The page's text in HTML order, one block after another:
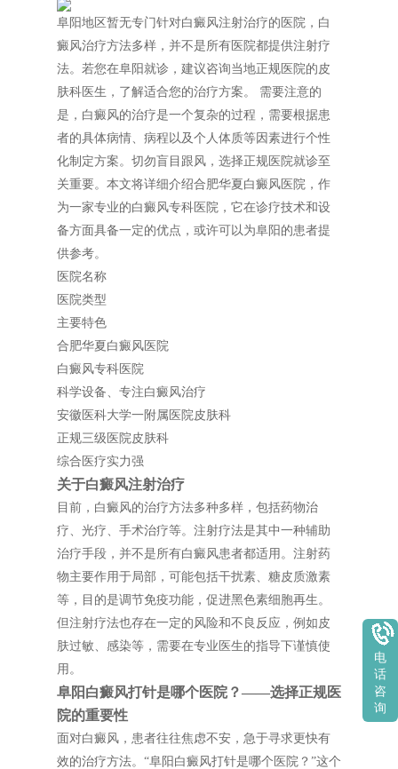
阜阳地区暂无专门针对白癜风注射治疗的医院，白
癜风治疗方法多样，并不是所有医院都提供注射疗
法。若您在阜阳就诊，建议咨询当地正规医院的皮
肤科医生，了解适合您的治疗方案。 需要注意的
是，白癜风的治疗是一个复杂的过程，需要根据患
者的具体病情、病程以及个人体质等因素进行个性
化制定方案。切勿盲目跟风，选择正规医院就诊至
关重要。本文将详细介绍合肥华夏白癜风医院，作
为一家专业的白癜风专科医院，它在诊疗技术和设
备方面具备一定的优点，或许可以为阜阳的患者提
供参考。
医院名称
医院类型
主要特色
合肥华夏白癜风医院
白癜风专科医院
科学设备、专注白癜风治疗
安徽医科大学一附属医院皮肤科
正规三级医院皮肤科
综合医疗实力强
关于白癜风注射治疗
目前，白癜风的治疗方法多种多样，包括药物治
疗、光疗、手术治疗等。注射疗法是其中一种辅助
治疗手段，并不是所有白癜风患者都适用。注射药
物主要作用于局部，可能包括干扰素、糖皮质激素
等，目的是调节免疫功能，促进黑色素细胞再生。
但注射疗法也存在一定的风险和不良反应，例如皮
肤过敏、感染等，需要在专业医生的指导下谨慎使
用。
阜阳白癜风打针是哪个医院？——选择正规医
院的重要性
面对白癜风，患者往往焦虑不安，急于寻求更快有
效的治疗方法。“阜阳白癜风打针是哪个医院？”这个
电
话
咨
询